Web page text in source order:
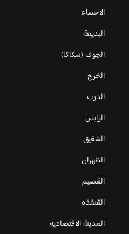
الاحساء
البديعة
الجوف (سكاكا)
الخرج
الدرب
الرايس
الشقيق
الظهران
القصيم
القنفذه
المدينة الاقتصادية